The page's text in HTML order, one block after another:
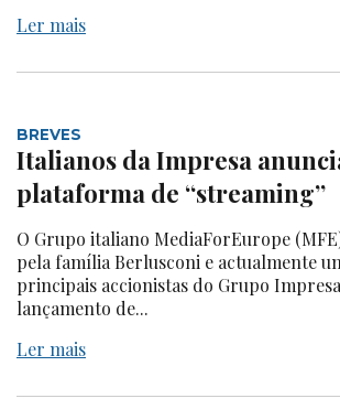
Ler mais
BREVES
Italianos da Impresa
plataforma de “streaming”
O Grupo italiano MediaForEurope
pela família Berlusconi e actualmente
principais accionistas do Grupo
lançamento de...
Ler mais